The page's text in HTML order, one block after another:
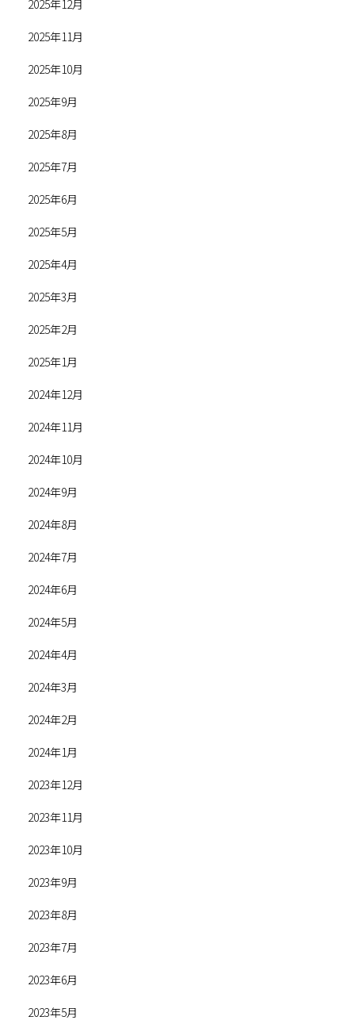
2025年12月
2025年11月
2025年10月
2025年9月
2025年8月
2025年7月
2025年6月
2025年5月
2025年4月
2025年3月
2025年2月
2025年1月
2024年12月
2024年11月
2024年10月
2024年9月
2024年8月
2024年7月
2024年6月
2024年5月
2024年4月
2024年3月
2024年2月
2024年1月
2023年12月
2023年11月
2023年10月
2023年9月
2023年8月
2023年7月
2023年6月
2023年5月